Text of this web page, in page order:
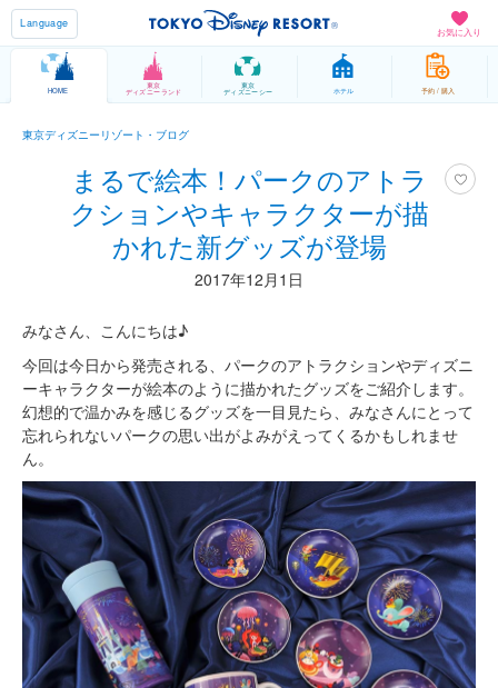
お気に入り
Language
HOME
東京
ディズニーランド
東京
ディズニーシー ホテル 予約 / 購入
東京ディズニーリゾート・ブログ
まるで絵本！パークのアトラ
クションやキャラクターが描
かれた新グッズが登場
2017年12月1日
みなさん、こんにちは♪
今回は今日から発売される、パークのアトラクションやディズニ
ーキャラクターが絵本のように描かれたグッズをご紹介します。
幻想的で温かみを感じるグッズを一目見たら、みなさんにとって
忘れられないパークの思い出がよみがえってくるかもしれませ
ん。